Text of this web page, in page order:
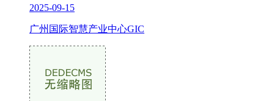
2025-09-15
广州国际智慧产业中心GIC